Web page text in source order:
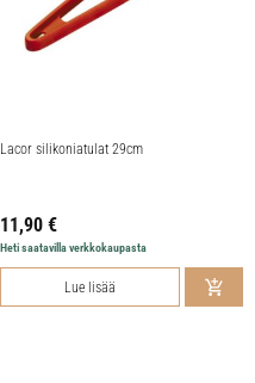
Lacor silikoniatulat 29cm
11,90 €
Heti saatavilla verkkokaupasta
Lue lisää